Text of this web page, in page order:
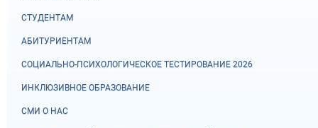
СТУДЕНТАМ
АБИТУРИЕНТАМ
СОЦИАЛЬНО-ПСИХОЛОГИЧЕСКОЕ ТЕСТИРОВАНИЕ 2026
ИНКЛЮЗИВНОЕ ОБРАЗОВАНИЕ
СМИ О НАС